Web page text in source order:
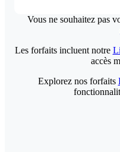
Vous ne souhaitez pas
Les forfaits incluent notre
accès
Explorez nos forfaits